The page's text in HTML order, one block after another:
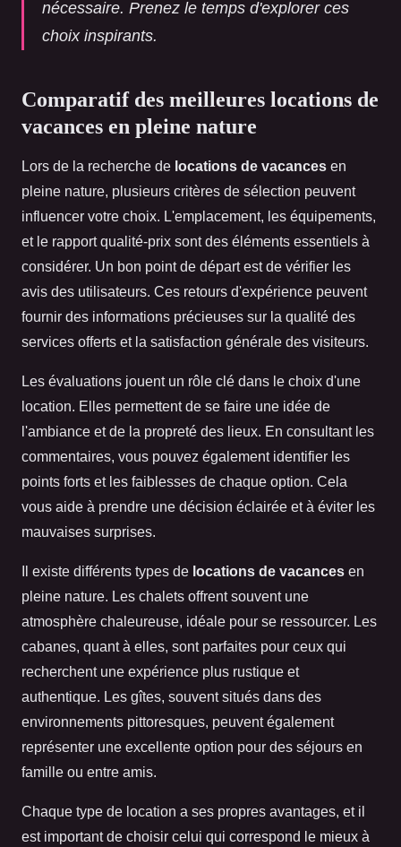
nécessaire. Prenez le temps d'explorer ces
choix inspirants.
Comparatif des meilleures locations de
vacances en pleine nature
Lors de la recherche de locations de vacances en
pleine nature, plusieurs critères de sélection peuvent
influencer votre choix. L'emplacement, les équipements,
et le rapport qualité-prix sont des éléments essentiels à
considérer. Un bon point de départ est de vérifier les
avis des utilisateurs. Ces retours d'expérience peuvent
fournir des informations précieuses sur la qualité des
services offerts et la satisfaction générale des visiteurs.
Les évaluations jouent un rôle clé dans le choix d'une
location. Elles permettent de se faire une idée de
l'ambiance et de la propreté des lieux. En consultant les
commentaires, vous pouvez également identifier les
points forts et les faiblesses de chaque option. Cela
vous aide à prendre une décision éclairée et à éviter les
mauvaises surprises.
Il existe différents types de locations de vacances en
pleine nature. Les chalets offrent souvent une
atmosphère chaleureuse, idéale pour se ressourcer. Les
cabanes, quant à elles, sont parfaites pour ceux qui
recherchent une expérience plus rustique et
authentique. Les gîtes, souvent situés dans des
environnements pittoresques, peuvent également
représenter une excellente option pour des séjours en
famille ou entre amis.
Chaque type de location a ses propres avantages, et il
est important de choisir celui qui correspond le mieux à